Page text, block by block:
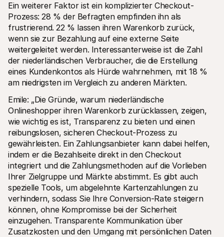
Ein weiterer Faktor ist ein komplizierter Checkout-
Prozess: 28 % der Befragten empfinden ihn als
frustrierend. 22 % lassen ihren Warenkorb zurück,
wenn sie zur Bezahlung auf eine externe Seite
weitergeleitet werden. Interessanterweise ist die Zahl
der niederländischen Verbraucher, die die Erstellung
eines Kundenkontos als Hürde wahrnehmen, mit 18 %
am niedrigsten im Vergleich zu anderen Märkten.
Emile: „Die Gründe, warum niederländische
Onlineshopper ihren Warenkorb zurücklassen, zeigen,
wie wichtig es ist, Transparenz zu bieten und einen
reibungslosen, sicheren Checkout-Prozess zu
gewährleisten. Ein Zahlungsanbieter kann dabei helfen,
indem er die Bezahlseite direkt in den Checkout
integriert und die Zahlungsmethoden auf die Vorlieben
Ihrer Zielgruppe und Märkte abstimmt. Es gibt auch
spezielle Tools, um abgelehnte Kartenzahlungen zu
verhindern, sodass Sie Ihre Conversion-Rate steigern
können, ohne Kompromisse bei der Sicherheit
einzugehen. Transparente Kommunikation über
Zusatzkosten und den Umgang mit persönlichen Daten